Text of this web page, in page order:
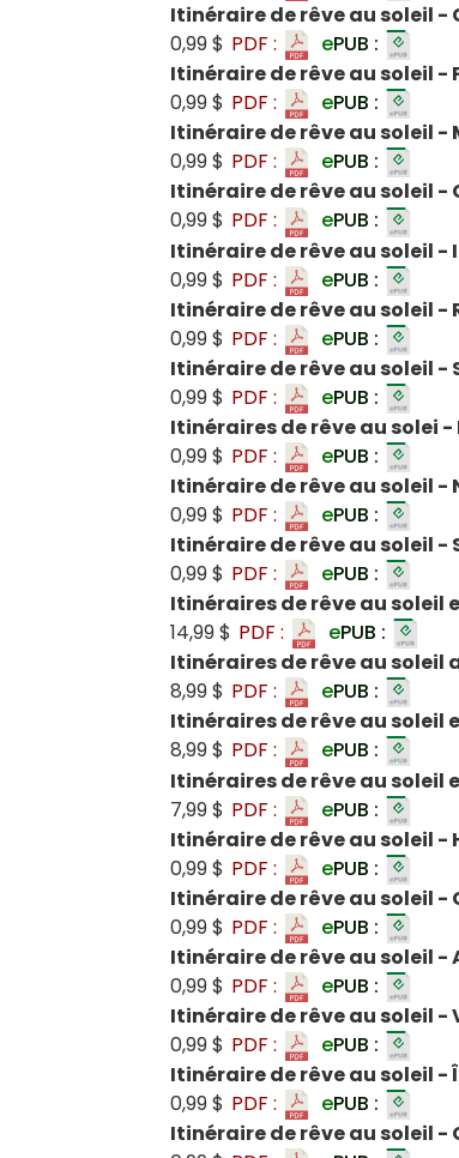
Itinéraire de rêve au soleil -
0,99 $ PDF : ePUB :
Itinéraire de rêve au soleil -
0,99 $ PDF : ePUB :
Itinéraire de rêve au soleil -
0,99 $ PDF : ePUB :
Itinéraire de rêve au soleil -
0,99 $ PDF : ePUB :
Itinéraire de rêve au soleil -
0,99 $ PDF : ePUB :
Itinéraire de rêve au soleil
0,99 $ PDF : ePUB :
Itinéraire de rêve au soleil -
0,99 $ PDF : ePUB :
Itinéraires de rêve au solei
0,99 $ PDF : ePUB :
Itinéraire de rêve au soleil -
0,99 $ PDF : ePUB :
Itinéraire de rêve au soleil -
0,99 $ PDF : ePUB :
Itinéraires de rêve au soleil
14,99 $ PDF : ePUB :
Itinéraires de rêve au soleil
8,99 $ PDF : ePUB :
Itinéraires de rêve au soleil
8,99 $ PDF : ePUB :
Itinéraires de rêve au soleil
7,99 $ PDF : ePUB :
Itinéraire de rêve au soleil -
0,99 $ PDF : ePUB :
Itinéraire de rêve au soleil
0,99 $ PDF : ePUB :
Itinéraire de rêve au soleil -
0,99 $ PDF : ePUB :
Itinéraire de rêve au soleil -
0,99 $ PDF : ePUB :
Itinéraire de rêve au soleil -
0,99 $ PDF : ePUB :
Itinéraire de rêve au soleil -